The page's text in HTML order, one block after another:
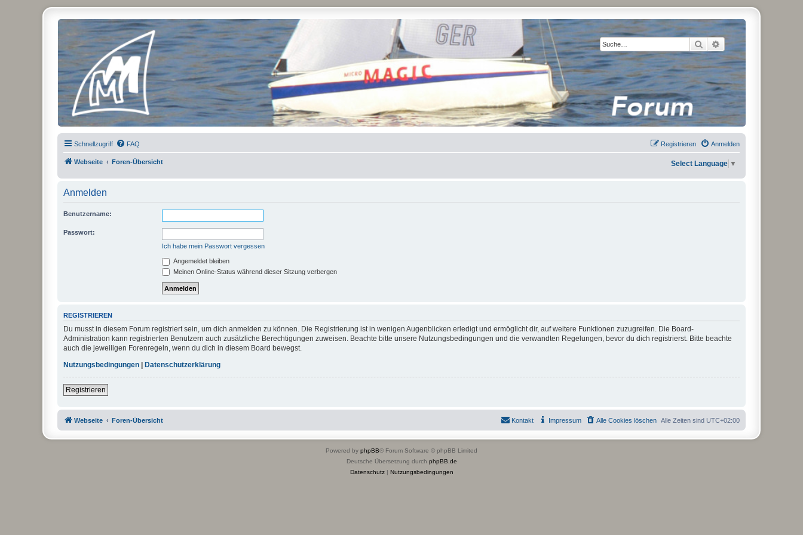
Suche Erweiterte Suche
Micro Magic Forum Deutschland
Schnellzugriff FAQ Anmelden
Registrieren
Webseite Foren-Übersicht Select Language ▼
Anmelden
Benutzername:
Passwort:
Ich habe mein Passwort vergessen
Angemeldet bleiben
Meinen Online-Status während dieser Sitzung verbergen
REGISTRIEREN
Du musst in diesem Forum registriert sein, um dich anmelden zu können. Die Registrierung ist in wenigen Augenblicken erledigt und ermöglicht dir, auf weitere Funktionen zuzugreifen. Die Board-
Administration kann registrierten Benutzern auch zusätzliche Berechtigungen zuweisen. Beachte bitte unsere Nutzungsbedingungen und die verwandten Regelungen, bevor du dich registrierst. Bitte beachte
auch die jeweiligen Forenregeln, wenn du dich in diesem Board bewegst.
Nutzungsbedingungen | Datenschutzerklärung
Registrieren
Webseite Foren-Übersicht Alle Zeiten sind UTC+02:00
Alle Cookies löschen
Impressum
Kontakt
Powered by phpBB® Forum Software © phpBB Limited
Deutsche Übersetzung durch phpBB.de
Datenschutz| Nutzungsbedingungen